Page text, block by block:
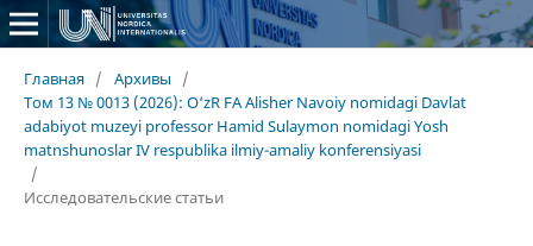
Главная / Архивы
/
Том 13 № 0013 (2026): O‘zR FA Alisher Navoiy nomidagi Davlat
adabiyot muzeyi professor Hamid Sulaymon nomidagi Yosh
matnshunoslar IV respublika ilmiy-amaliy konferensiyasi
/
Исследовательские статьи